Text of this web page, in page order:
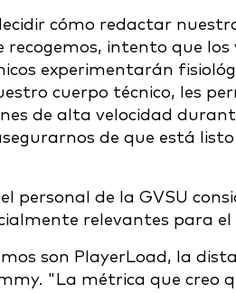
cómo redactar
recogemos, intento que
experimentarán
cuerpo técnico, les
de alta velocidad
de que está
personal de la GVSU
relevantes para
son PlayerLoad, la
"La métrica que creo